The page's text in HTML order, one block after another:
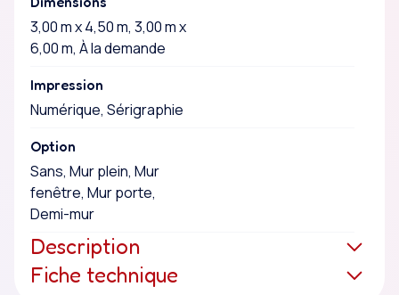
3,00 m x 4,50 m, 3,00 m x
6,00 m, À la demande
Impression
Numérique, Sérigraphie
Option
Sans, Mur plein, Mur
fenêtre, Mur porte,
Demi-mur
Description
La tente pliante rectangulaire est un support de
Fiche technique